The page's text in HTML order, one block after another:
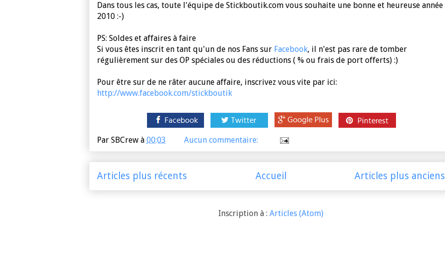
Dans tous les cas, toute l'équipe de Stickboutik.com vous souhaite une bonne et heureuse année
2010 :-)
PS: Soldes et affaires à faire
Si vous êtes inscrit en tant qu'un de nos Fans sur Facebook, il n'est pas rare de tomber
régulièrement sur des OP spéciales ou des réductions ( % ou frais de port offerts) :)
Pour être sur de ne râter aucune affaire, inscrivez vous vite par ici:
http://www.facebook.com/stickboutik
Par SBCrew à 00:03 Aucun commentaire:
Articles plus récents Articles plus anciens
Accueil
Inscription à : Articles (Atom)